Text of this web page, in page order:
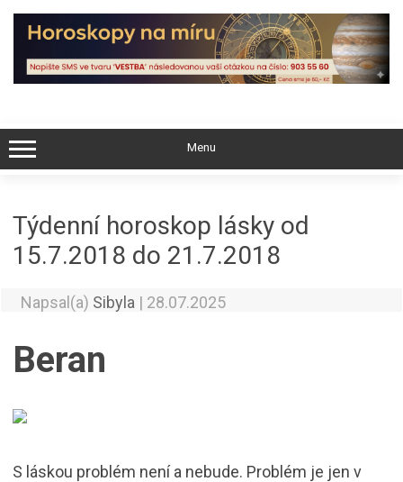
Skip
content
Menu
Týdenní horoskop lásky od
15.7.2018 do 21.7.2018
Napsal(a) Sibyla | 28.07.2025
Beran
S láskou problém není a nebude. Problém je jen v